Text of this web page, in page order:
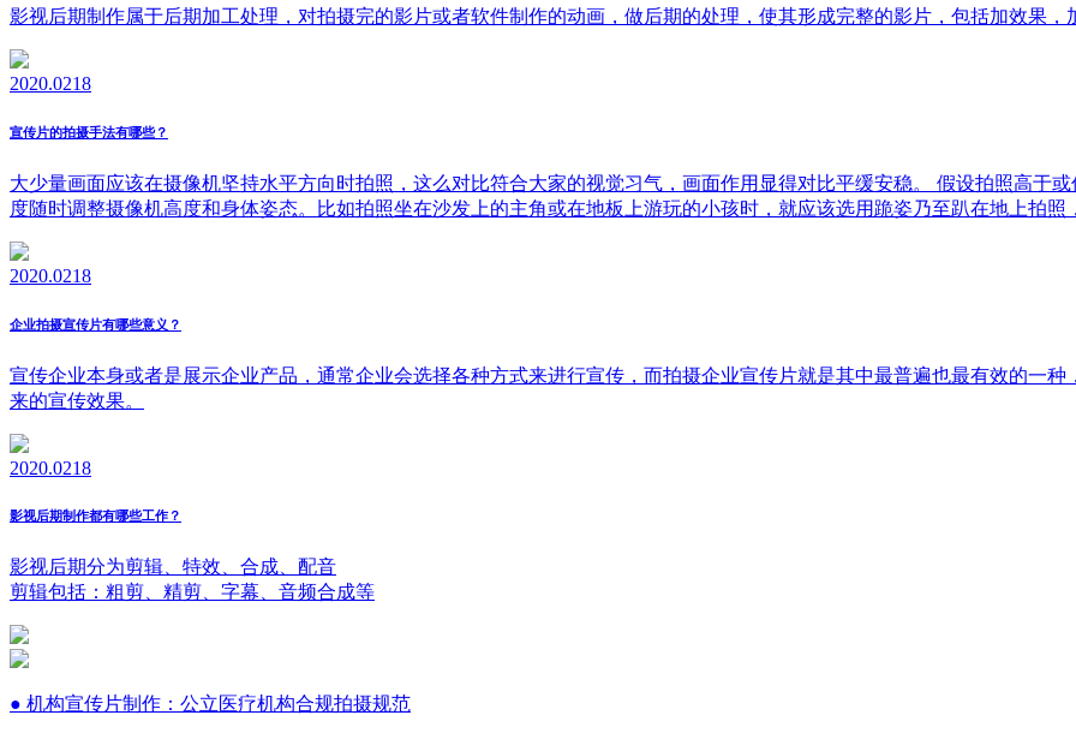
影视后期制作属于后期加工处理，对拍摄完的影片或者软件制作的动画，做后期的处理，使其形成完整的影片，包括加效果
2020.0218
宣传片的拍摄手法有哪些？
大少量画面应该在摄像机坚持水平方向时拍照，这么对比符合大家的视觉习气，画面作用显得对比平缓安稳。 假设拍照高于
度随时调整摄像机高度和身体姿态。比如拍照坐在沙发上的主角或在地板上游玩的小孩时，就应该选用跪姿乃至趴在地上拍
2020.0218
企业拍摄宣传片有哪些意义？
宣传企业本身或者是展示企业产品，通常企业会选择各种方式来进行宣传，而拍摄企业宣传片就是其中最普遍也最有效的一
来的宣传效果。
2020.0218
影视后期制作都有哪些工作？
影视后期分为剪辑、特效、合成、配音
剪辑包括：粗剪、精剪、字幕、音频合成等
● 机构宣传片制作：公立医疗机构合规拍摄规范